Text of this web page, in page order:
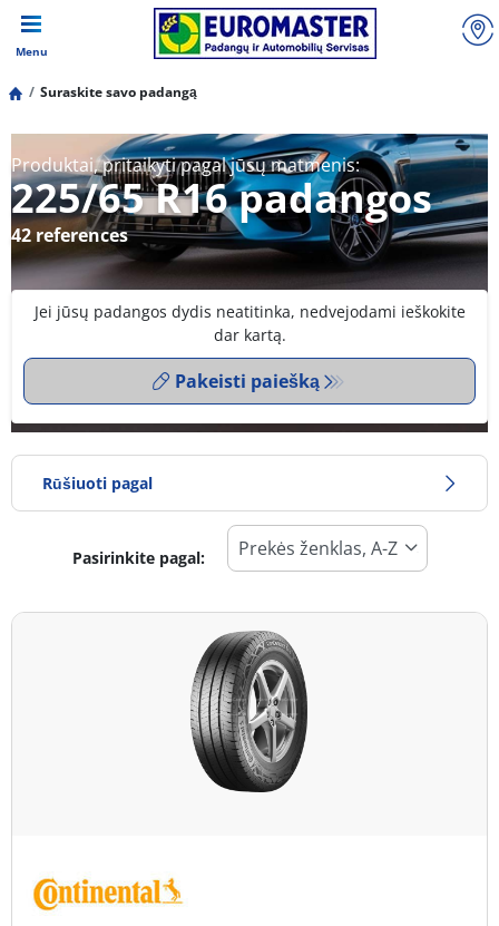
Menu
Suraskite savo padangą
Produktai, pritaikyti pagal jūsų matmenis:
225/65 R16 padangos
42 references
Jei jūsų padangos dydis neatitinka, nedvejodami ieškokite
dar kartą.
Pakeisti paiešką
Rūšiuoti pagal
Padangos tipas
Visi tipai (42)
Visi sezonai (11)
Lengvasis automobilis (0)
Pasirinkite pagal: